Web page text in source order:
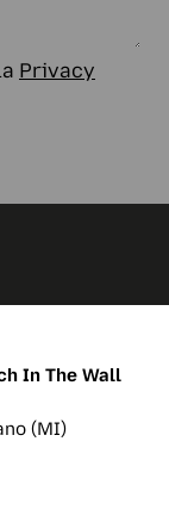
Privacy
In The Wall
(MI)